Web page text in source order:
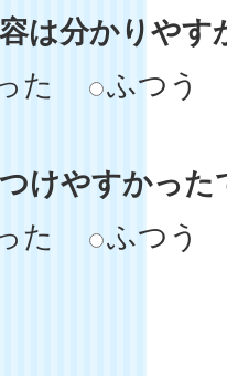
は分かりやす
た
ふつう
けやすかった
た
ふつう